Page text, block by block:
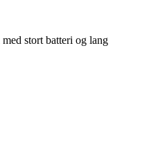
stort batteri og lang